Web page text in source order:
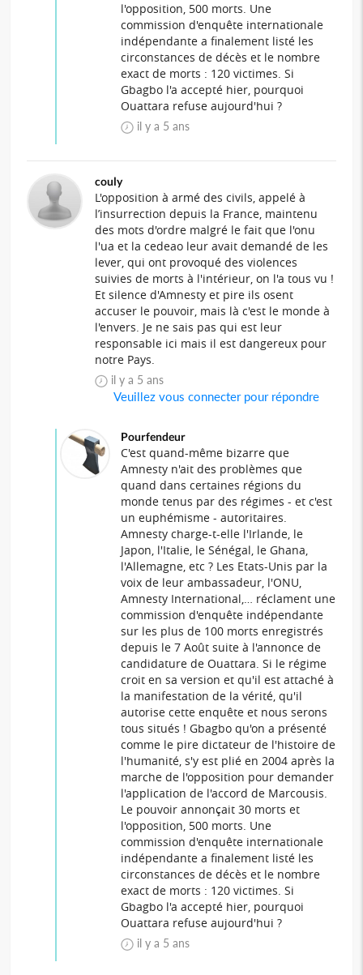
l'opposition, 500 morts. Une
commission d'enquête internationale
indépendante a finalement listé les
circonstances de décès et le nombre
exact de morts : 120 victimes. Si
Gbagbo l'a accepté hier, pourquoi
Ouattara refuse aujourd'hui ?
il y a 5 ans
couly
L'opposition à armé des civils, appelé à
l’insurrection depuis la France, maintenu
des mots d'ordre malgré le fait que l'onu
l'ua et la cedeao leur avait demandé de les
lever, qui ont provoqué des violences
suivies de morts à l'intérieur, on l'a tous vu !
Et silence d'Amnesty et pire ils osent
accuser le pouvoir, mais là c'est le monde à
l'envers. Je ne sais pas qui est leur
responsable ici mais il est dangereux pour
notre Pays.
il y a 5 ans
Veuillez vous connecter pour répondre
Pourfendeur
C'est quand-même bizarre que
Amnesty n'ait des problèmes que
quand dans certaines régions du
monde tenus par des régimes - et c'est
un euphémisme - autoritaires.
Amnesty charge-t-elle l'Irlande, le
Japon, l'Italie, le Sénégal, le Ghana,
l'Allemagne, etc ? Les Etats-Unis par la
voix de leur ambassadeur, l'ONU,
Amnesty International,… réclament une
commission d'enquête indépendante
sur les plus de 100 morts enregistrés
depuis le 7 Août suite à l'annonce de
candidature de Ouattara. Si le régime
croit en sa version et qu'il est attaché à
la manifestation de la vérité, qu'il
autorise cette enquête et nous serons
tous situés ! Gbagbo qu'on a présenté
comme le pire dictateur de l'histoire de
l'humanité, s'y est plié en 2004 après la
marche de l'opposition pour demander
l'application de l'accord de Marcousis.
Le pouvoir annonçait 30 morts et
l'opposition, 500 morts. Une
commission d'enquête internationale
indépendante a finalement listé les
circonstances de décès et le nombre
exact de morts : 120 victimes. Si
Gbagbo l'a accepté hier, pourquoi
Ouattara refuse aujourd'hui ?
il y a 5 ans